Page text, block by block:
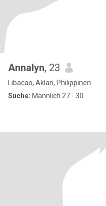
Annalyn, 23
Libacao, Aklan, Philippinen
Suche: Männlich 27 - 30